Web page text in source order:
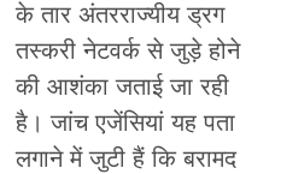
के तार अंतरराज्यीय ड्रग
तस्करी नेटवर्क से जुड़े होने
की आशंका जताई जा रही
है। जांच एजेंसियां यह पता
लगाने में जुटी हैं कि बरामद